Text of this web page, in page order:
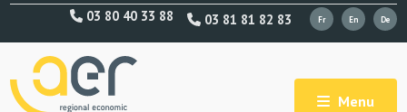
03 81 81 82 83
03 80 40 33 88
Menu